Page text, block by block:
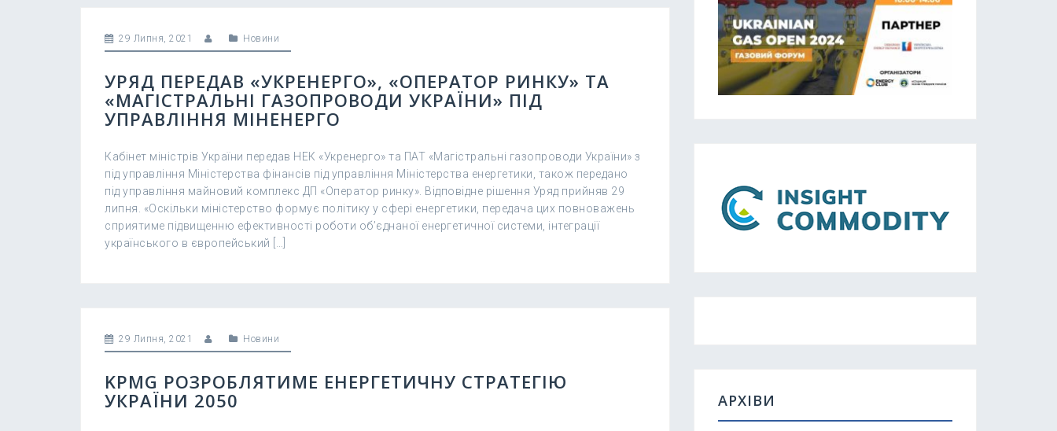
29 Липня, 2021 Новини
УРЯД ПЕРЕДАВ «УКРЕНЕРГО», «ОПЕРАТОР РИНКУ» ТА
«МАГІСТРАЛЬНІ ГАЗОПРОВОДИ УКРАЇНИ» ПІД
УПРАВЛІННЯ МІНЕНЕРГО
Кабінет міністрів України передав НЕК «Укренерго» та ПАТ «Магістральні газопроводи України» з
під управління Міністерства фінансів під управління Міністерства енергетики, також передано
під управління майновий комплекс ДП «Оператор ринку». Відповідне рішення Уряд прийняв 29
липня. «Оскільки міністерство формує політику у сфері енергетики, передача цих повноважень
сприятиме підвищенню ефективності роботи об’єднаної енергетичної системи, інтеграції
українського в європейський […]
29 Липня, 2021 Новини
KPMG РОЗРОБЛЯТИМЕ ЕНЕРГЕТИЧНУ СТРАТЕГІЮ
УКРАЇНИ 2050
АРХІВИ